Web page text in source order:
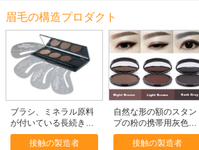
眉毛の構造プロダクト
ブラシ、ミネラル原料
が付いている長続きが
する汚れ証拠の額の粉
接触の製造者
自然な形の額のスタン
プの粉の携帯用灰色の
ブラウン色保証3年の
接触の製造者